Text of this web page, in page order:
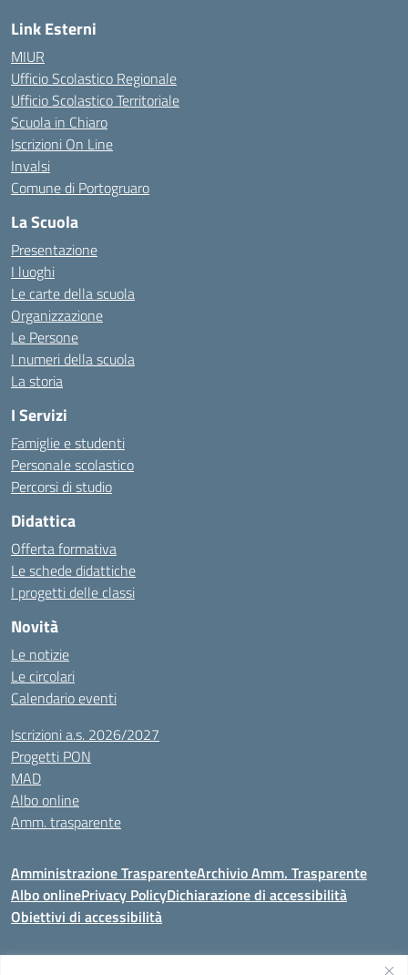
Link Esterni
MIUR
Ufficio Scolastico Regionale
Ufficio Scolastico Territoriale
Scuola in Chiaro
Iscrizioni On Line
Invalsi
Comune di Portogruaro
La Scuola
Presentazione
I luoghi
Le carte della scuola
Organizzazione
Le Persone
I numeri della scuola
La storia
I Servizi
Famiglie e studenti
Personale scolastico
Percorsi di studio
Didattica
Offerta formativa
Le schede didattiche
I progetti delle classi
Novità
Le notizie
Le circolari
Calendario eventi
Iscrizioni a.s. 2026/2027
Progetti PON
MAD
Albo online
Amm. trasparente
Amministrazione TrasparenteArchivio Amm. Trasparente
Albo onlinePrivacy PolicyDichiarazione di accessibilità
Obiettivi di accessibilità